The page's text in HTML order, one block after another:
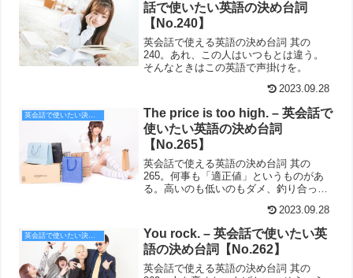
話で使いたい英語の決め台詞
【No.240】
英会話で使える英語の決め台詞 其の
240。あれ、この人はいつもとは違う。
そんなときはこの英語で声掛けを。
2023.09.28
英会話で使いたい決め台詞
The price is too high. – 英会話で
使いたい英語の決め台詞
【No.265】
英会話で使える英語の決め台詞 其の
265。何事も「適正値」というものがあ
る。高いのも低いのもダメ、釣り合って
2023.09.28
英会話で使いたい決め台詞
You rock. – 英会話で使いたい英
語の決め台詞【No.262】
英会話で使える英語の決め台詞 其の